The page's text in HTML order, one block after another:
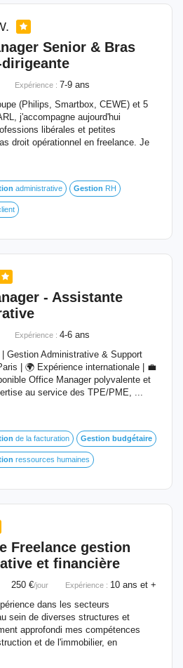
Senior & Bras
Expérience : 7-9 ans
(Philips, Smartbox, CEWE) et 5
j'accompagne aujourd'hui
libérales et petites
droit opérationnel en freelance. Je
administrative Gestion RH
- Assistante
Expérience : 4-6 ans
Gestion Administrative & Support
| 🌍 Expérience internationale | 💼
Office Manager polyvalente et
au service des TPE/PME, ...
de la facturation Gestion budgétaire
ressources humaines
Freelance gestion
et financière
250 €/jour Expérience : 10 ans et +
dans les secteurs
sein de diverses structures et
approfondi mes compétences
et de l'immobilier, en